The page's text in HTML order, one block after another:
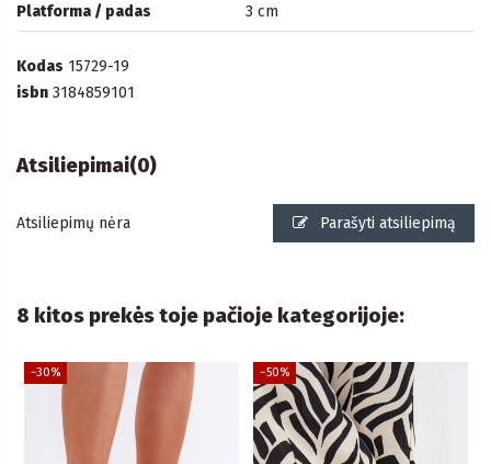
Platforma / padas 3 cm
Kodas 15729-19
isbn 3184859101
Atsiliepimai(0)
Atsiliepimų nėra Parašyti atsiliepimą
8 kitos prekės toje pačioje kategorijoje:
−30% −50%